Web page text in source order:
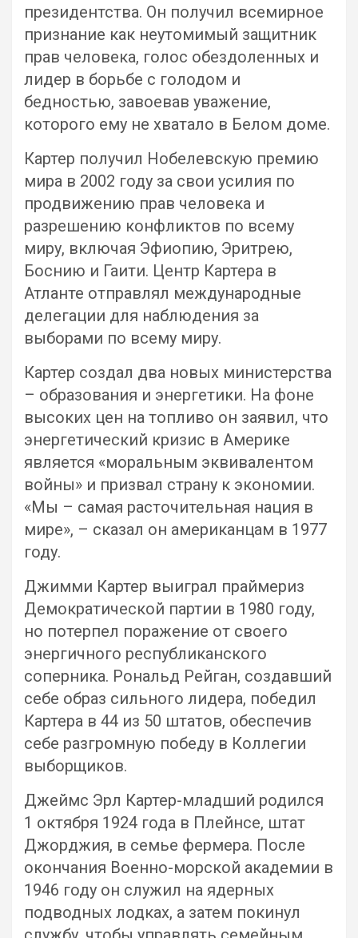
президентства. Он получил всемирное
признание как неутомимый защитник
прав человека, голос обездоленных и
лидер в борьбе с голодом и
бедностью, завоевав уважение,
которого ему не хватало в Белом доме.
Картер получил Нобелевскую премию
мира в 2002 году за свои усилия по
продвижению прав человека и
разрешению конфликтов по всему
миру, включая Эфиопию, Эритрею,
Боснию и Гаити. Центр Картера в
Атланте отправлял международные
делегации для наблюдения за
выборами по всему миру.
Картер создал два новых министерства
– образования и энергетики. На фоне
высоких цен на топливо он заявил, что
энергетический кризис в Америке
является «моральным эквивалентом
войны» и призвал страну к экономии.
«Мы – самая расточительная нация в
мире», – сказал он американцам в 1977
году.
Джимми Картер выиграл праймериз
Демократической партии в 1980 году,
но потерпел поражение от своего
энергичного республиканского
соперника. Рональд Рейган, создавший
себе образ сильного лидера, победил
Картера в 44 из 50 штатов, обеспечив
себе разгромную победу в Коллегии
выборщиков.
Джеймс Эрл Картер-младший родился
1 октября 1924 года в Плейнсе, штат
Джорджия, в семье фермера. После
окончания Военно-морской академии в
1946 году он служил на ядерных
подводных лодках, а затем покинул